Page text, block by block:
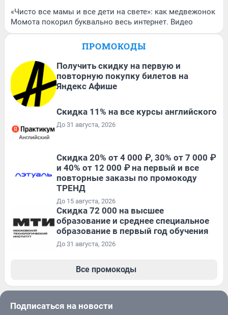
«Чисто все мамы и все дети на свете»: как медвежонок
Момота покорил буквально весь интернет. Видео
ПРОМОКОДЫ
Получить скидку на первую и
повторную покупку билетов на
Яндекс Афише
Скидка 11% на все курсы английского
До 31 августа, 2026
Скидка 20% от 4 000 ₽, 30% от 7 000 ₽
и 40% от 12 000 ₽ на первый и все
повторные заказы по промокоду
ТРЕНД
До 15 августа, 2026
Скидка 72 000 на высшее
образование и среднее специальное
образование в первый год обучения
До 31 августа, 2026
Все промокоды
Подписаться на новости